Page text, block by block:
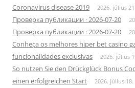
Coronavirus disease 2019 2026. július 21.
Проверка публикации · 2026-07-20
Проверка публикации · 2026-07-20
Conheça os melhores hiper bet casino
funcionalidades exclusivas
2026. július
So nutzen Sie den Drückglück Bonus
einen erfolgreichen Start
2026. július 18.